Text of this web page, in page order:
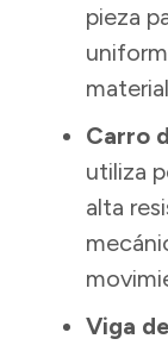
pieza
Carro
utiliza
alta
Viga